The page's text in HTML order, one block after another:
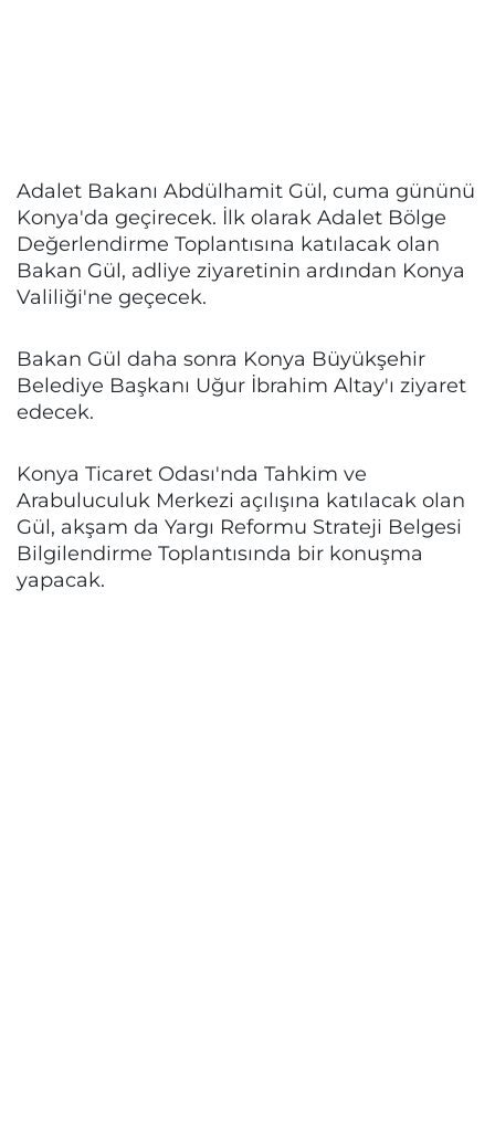
Adalet Bakanı Abdülhamit Gül, cuma gününü
Konya'da geçirecek. İlk olarak Adalet Bölge
Değerlendirme Toplantısına katılacak olan
Bakan Gül, adliye ziyaretinin ardından Konya
Valiliği'ne geçecek.
Bakan Gül daha sonra Konya Büyükşehir
Belediye Başkanı Uğur İbrahim Altay'ı ziyaret
edecek.
Konya Ticaret Odası'nda Tahkim ve
Arabuluculuk Merkezi açılışına katılacak olan
Gül, akşam da Yargı Reformu Strateji Belgesi
Bilgilendirme Toplantısında bir konuşma
yapacak.